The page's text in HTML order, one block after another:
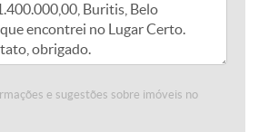
e sugestões sobre imóveis no